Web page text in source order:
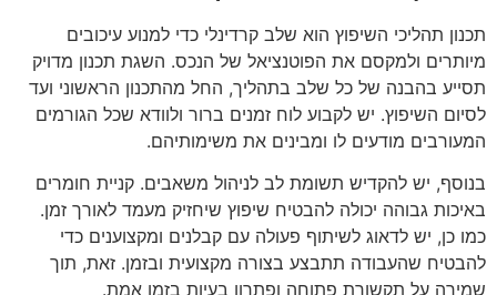
תכנון תהליכי השיפוץ הוא שלב קרדינלי כדי למנוע עיכובים
מיותרים ולמקסם את הפוטנציאל של הנכס. השגת תכנון מדויק
תסייע בהבנה של כל שלב בתהליך, החל מהתכנון הראשוני ועד
לסיום השיפוץ. יש לקבוע לוח זמנים ברור ולוודא שכל הגורמים
המעורבים מודעים לו ומבינים את משימותיהם.
בנוסף, יש להקדיש תשומת לב לניהול משאבים. קניית חומרים
באיכות גבוהה יכולה להבטיח שיפוץ שיחזיק מעמד לאורך זמן.
כמו כן, יש לדאוג לשיתוף פעולה עם קבלנים ומקצוענים כדי
להבטיח שהעבודה תתבצע בצורה מקצועית ובזמן. זאת, תוך
שמירה על תקשורת פתוחה ופתרון בעיות בזמן אמת.